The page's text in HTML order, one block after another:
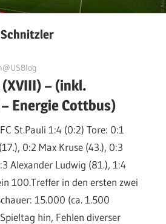
Schnitzler
– (inkl.
Energie Cottbus)
St.Pauli 1:4 (0:2) Tore: 0:1
0:2 Max Kruse (43.), 0:3
Alexander Ludwig (81.), 1:4
100.Treffer in den ersten zwei
15.000 (ca. 1.500
hin, Fehlen diverser